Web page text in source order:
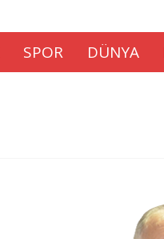
SPOR DÜNYA